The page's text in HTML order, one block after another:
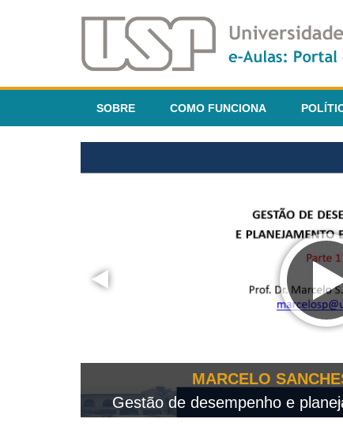
SOBRE COMO FUNCIONA
MARCELO
Gestão de desempenho e